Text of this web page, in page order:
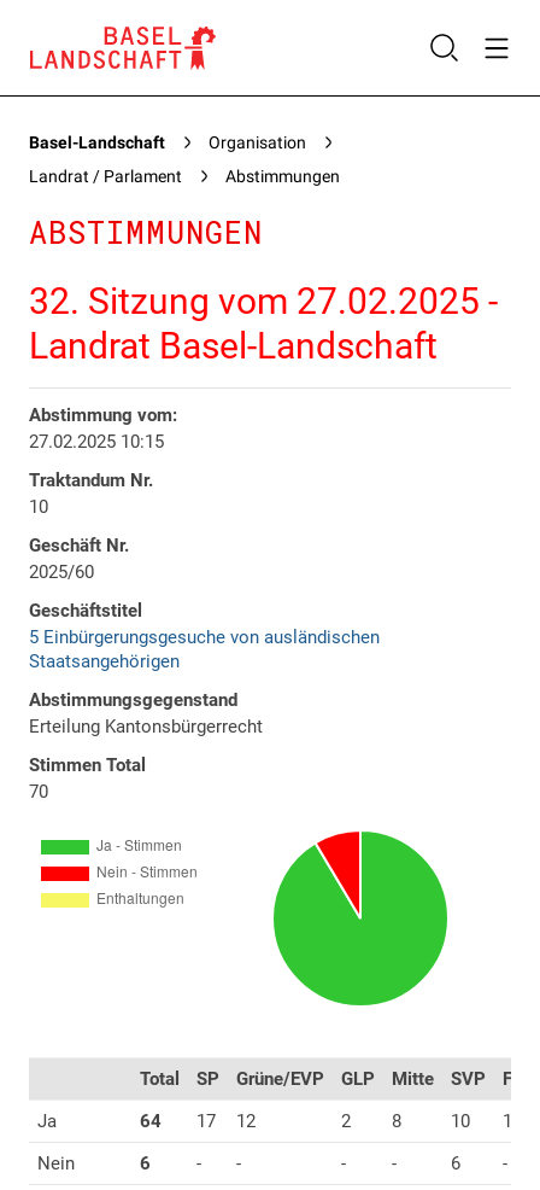
Basel-Landschaft
Organisation
Landrat / Parlament
Abstimmungen
ABSTIMMUNGEN